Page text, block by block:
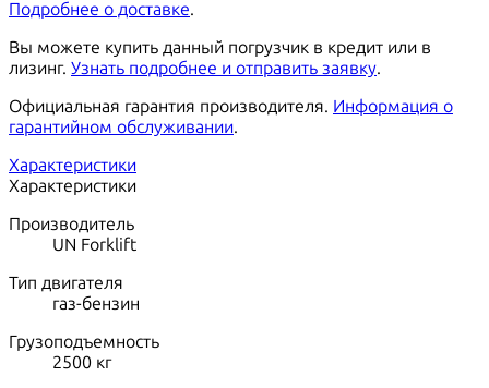
Подробнее о доставке.
Вы можете купить данный погрузчик в кредит или в
лизинг. Узнать подробнее и отправить заявку.
Официальная гарантия производителя. Информация о
гарантийном обслуживании.
Характеристики
Характеристики
Производитель
UN Forklift
Тип двигателя
газ-бензин
Грузоподъемность
2500 кг